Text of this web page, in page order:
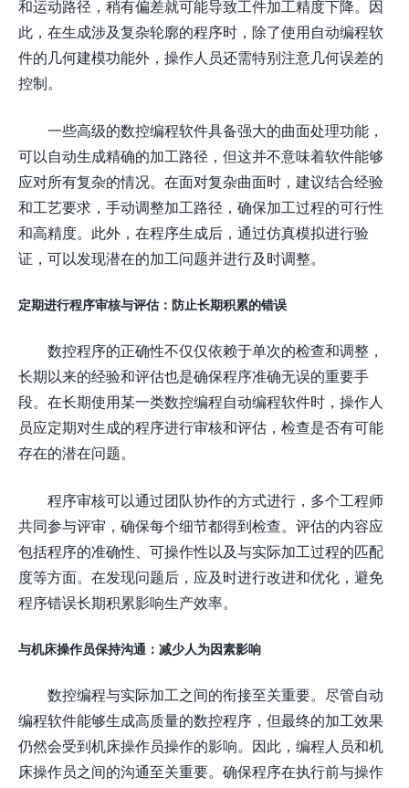
和运动路径，稍有偏差就可能导致工件加工精度下降。因
此，在生成涉及复杂轮廓的程序时，除了使用自动编程软
件的几何建模功能外，操作人员还需特别注意几何误差的
控制。
一些高级的数控编程软件具备强大的曲面处理功能，
可以自动生成精确的加工路径，但这并不意味着软件能够
应对所有复杂的情况。在面对复杂曲面时，建议结合经验
和工艺要求，手动调整加工路径，确保加工过程的可行性
和高精度。此外，在程序生成后，通过仿真模拟进行验
证，可以发现潜在的加工问题并进行及时调整。
定期进行程序审核与评估：防止长期积累的错误
数控程序的正确性不仅仅依赖于单次的检查和调整，
长期以来的经验和评估也是确保程序准确无误的重要手
段。在长期使用某一类数控编程自动编程软件时，操作人
员应定期对生成的程序进行审核和评估，检查是否有可能
存在的潜在问题。
程序审核可以通过团队协作的方式进行，多个工程师
共同参与评审，确保每个细节都得到检查。评估的内容应
包括程序的准确性、可操作性以及与实际加工过程的匹配
度等方面。在发现问题后，应及时进行改进和优化，避免
程序错误长期积累影响生产效率。
与机床操作员保持沟通：减少人为因素影响
数控编程与实际加工之间的衔接至关重要。尽管自动
编程软件能够生成高质量的数控程序，但最终的加工效果
仍然会受到机床操作员操作的影响。因此，编程人员和机
床操作员之间的沟通至关重要。确保程序在执行前与操作